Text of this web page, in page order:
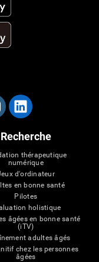
Recherche
thérapeutique
numérique
d'ordinateur
en bonne santé
Pilotes
holistique
âgées en bonne santé
(iTV)
adultes âgés
chez les personnes
âgées